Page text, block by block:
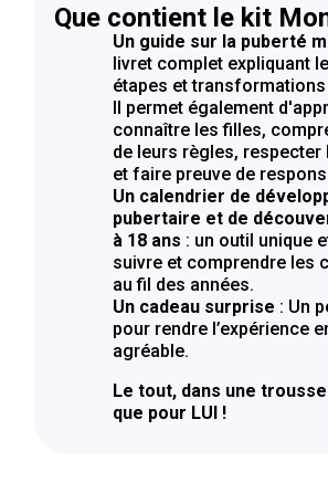
Que contient le kit
Un guide sur la puberté
livret complet expliquant
étapes et transformations
Il permet également
connaître les filles,
de leurs règles,
et faire preuve de
Un calendrier de
pubertaire et de
à 18 ans : un outil unique
suivre et comprendre les
au fil des années.
Un cadeau surprise : Un
pour rendre l’expérience
agréable.
Le tout, dans une
que pour LUI !